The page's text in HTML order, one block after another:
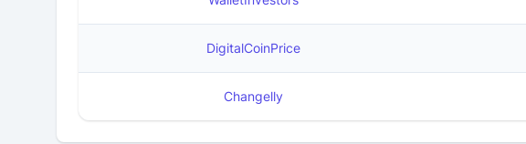
DigitalCoinPrice
Changelly